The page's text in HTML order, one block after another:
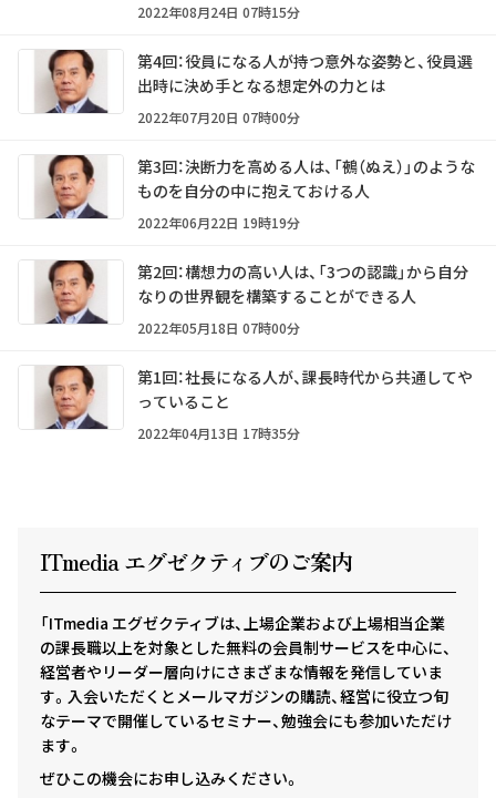
2022年08月24日 07時15分
第4回：役員になる人が持つ意外な姿勢と、役員選
出時に決め手となる想定外の力とは
2022年07月20日 07時00分
第3回：決断力を高める人は、「鵺（ぬえ）」のような
ものを自分の中に抱えておける人
2022年06月22日 19時19分
第2回：構想力の高い人は、「3つの認識」から自分
なりの世界観を構築することができる人
2022年05月18日 07時00分
第1回：社長になる人が、課長時代から共通してや
っていること
2022年04月13日 17時35分
ITmedia エグゼクティ ブのご案内
「ITmedia エグゼクティブは、上場企業および上場相当企業
の課長職以上を対象とした無料の会員制サービスを中心に、
経営者やリーダー層向けにさまざまな情報を発信していま
す。入会いただくとメールマガジンの購読、経営に役立つ旬
なテーマで開催しているセミナー、勉強会にも参加いただけ
ます。
ぜひこの機会にお申し込みください。